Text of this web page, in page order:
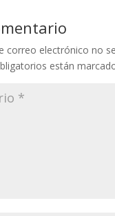
correo electrónico no
están